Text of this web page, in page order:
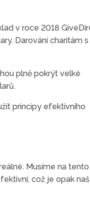
v roce 2018
Darování charitám s
plně pokrýt velké
principy efektivního
Musíme na tento
což je opak